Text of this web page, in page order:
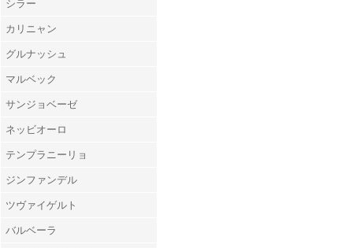
シラー
カリニャン
グルナッシュ
マルベック
サンジョベーゼ
ネッビオーロ
テンプラニーリョ
ジンファンデル
ツヴァイゲルト
バルベーラ